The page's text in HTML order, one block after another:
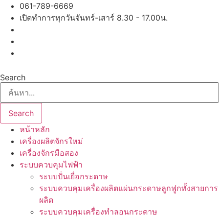
Skip
content
061-789-6669
เปิดทำการทุกวันจันทร์-เสาร์ 8.30 - 17.00น.
Search
Search
หน้าหลัก
เครื่องผลิตจักรใหม่
เครื่องจักรมือสอง
ระบบควบคุมไฟฟ้า
ระบบปั่นเยื่อกระดาษ
ระบบควบคุมเครื่องผลิตแผ่นกระดาษลูกฟูกทั้งสายการ
ผลิต
ระบบควบคุมเครื่องทำลอนกระดาษ